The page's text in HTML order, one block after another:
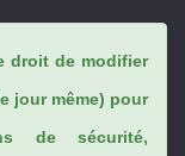
droit de modifier
jour même) pour
de sécurité,